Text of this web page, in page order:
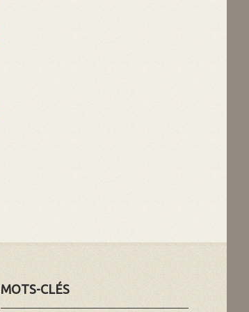
MOTS-CLÉS